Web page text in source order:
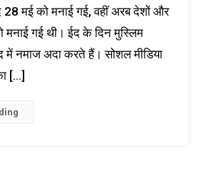
28 मई को मनाई गई, वहीं अरब देशों और
मनाई गई थी। ईद के दिन मुस्लिम
में नमाज अदा करते हैं। सोशल मीडिया
[…]